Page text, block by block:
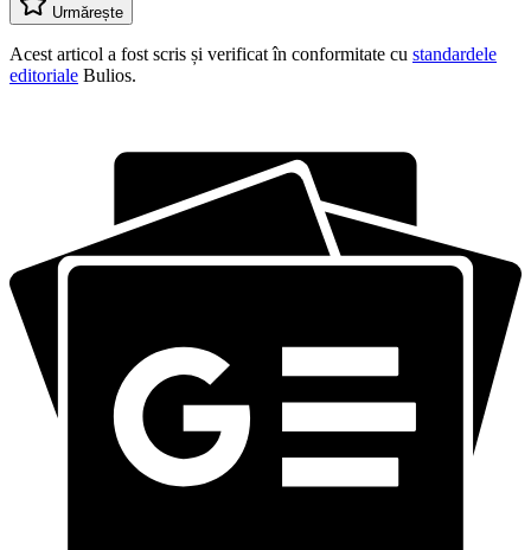
Urmărește
Acest articol a fost scris și verificat în conformitate cu standardele
editoriale Bulios.